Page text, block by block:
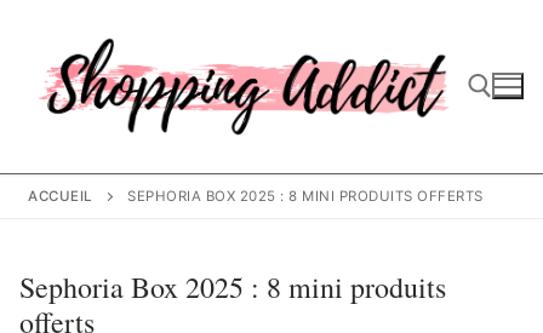
contenu
Rechercher :
ACCUEIL SEPHORIA BOX 2025 : 8 MINI PRODUITS OFFERTS
Sephoria Box 2025 : 8 mini produits
offerts